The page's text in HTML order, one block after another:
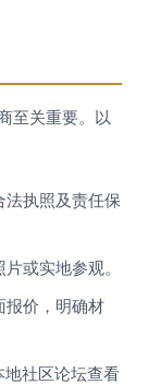
至关重要。以
法执照及责任保
或实地参观。
报价，明确材
社区论坛查看